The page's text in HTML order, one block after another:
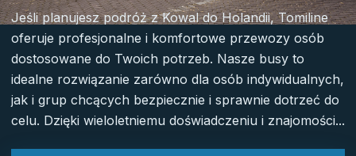
Jeśli planujesz podróż z Kowal do Holandii, Tomiline
oferuje profesjonalne i komfortowe przewozy osób
dostosowane do Twoich potrzeb. Nasze busy to
idealne rozwiązanie zarówno dla osób indywidualnych,
jak i grup chcących bezpiecznie i sprawnie dotrzeć do
celu. Dzięki wieloletniemu doświadczeniu i znajomości...